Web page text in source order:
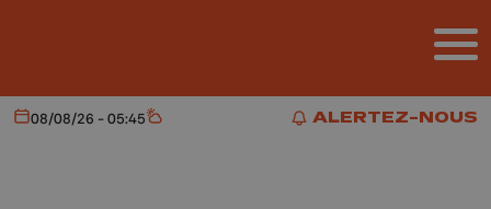
ALERTEZ-NOUS
ALERTEZ-NOUS
Aujourd'hui
08/08/26 - 05:45 Météo